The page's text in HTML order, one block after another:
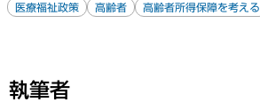
医療福祉政策 高齢者 高齢者所得保障を考える
執筆者